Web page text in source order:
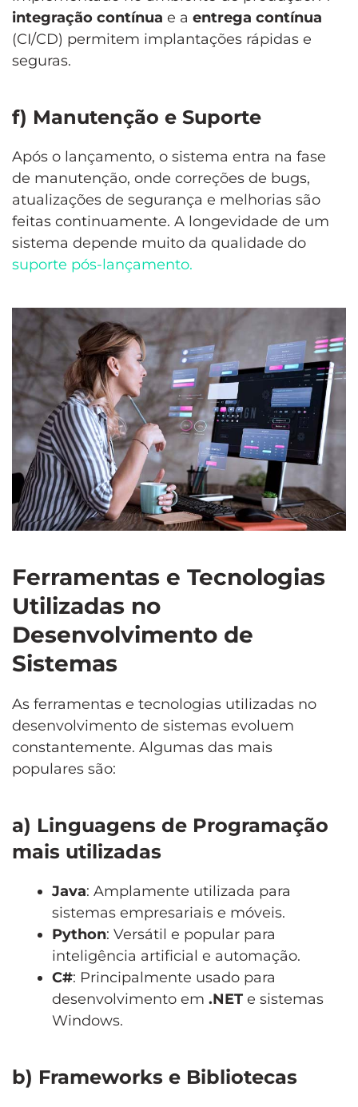
integração contínua e a entrega contínua
(CI/CD) permitem implantações rápidas e
seguras.
f) Manutenção e Suporte
Após o lançamento, o sistema entra na fase
de manutenção, onde correções de bugs,
atualizações de segurança e melhorias são
feitas continuamente. A longevidade de um
sistema depende muito da qualidade do
suporte pós-lançamento.
Ferramentas e Tecnologias
Utilizadas no
Desenvolvimento de
Sistemas
As ferramentas e tecnologias utilizadas no
desenvolvimento de sistemas evoluem
constantemente. Algumas das mais
populares são:
a) Linguagens de Programação
mais utilizadas
Java: Amplamente utilizada para
sistemas empresariais e móveis.
Python: Versátil e popular para
inteligência artificial e automação.
C#: Principalmente usado para
desenvolvimento em .NET e sistemas
Windows.
b) Frameworks e Bibliotecas